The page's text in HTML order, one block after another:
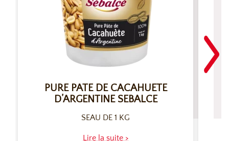
PURE PATE DE CACAHUETE
D’ARGENTINE SEBALCE
SEAU DE 1 KG
Lire la suite >